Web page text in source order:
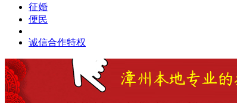
征婚
便民
诚信合作特权